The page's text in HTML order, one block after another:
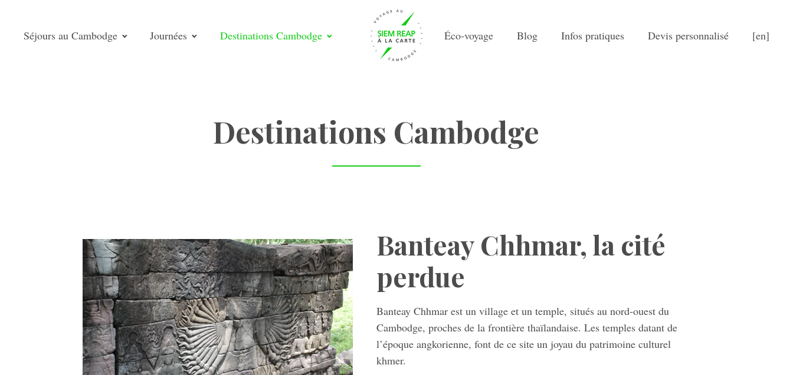
Séjours au Cambodge Journées Destinations Cambodge Éco-voyage Blog Infos pratiques Devis personnalisé [en]
Destinations Cambodge
Banteay Chhmar, la cité
perdue
Banteay Chhmar est un village et un temple, situés au nord-ouest du
Cambodge, proches de la frontière thaïlandaise. Les temples datant de
l’époque angkorienne, font de ce site un joyau du patrimoine culturel
khmer.